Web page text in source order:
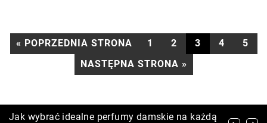
« POPRZEDNIA STRONA 1 2 3 4
5
NASTĘPNA STRONA »
Jak wybrać idealną kurtkę narciarską dla
Jak wybrać idealne perfumy damskie na każdą
Najczęstsze Mity na Temat Pielęgnacji Skóry i